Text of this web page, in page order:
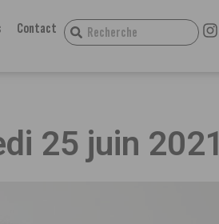
Contact
25 juin 2021